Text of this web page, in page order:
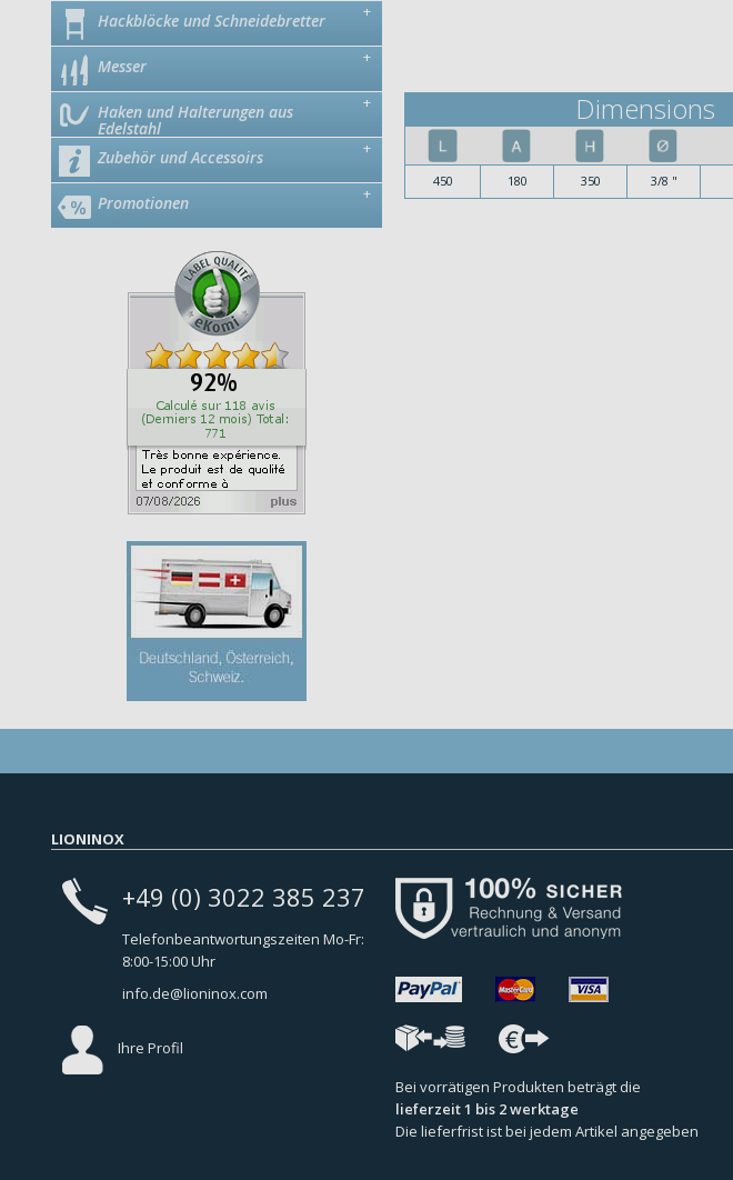
+
Hackblöcke und Schneidebretter
+
Messer
+
Haken und Halterungen aus
Edelstahl
+
Zubehör und Accessoirs
+
Promotionen
Dimensions
450 180 350 3/8 "
LIONINOX
+49 (0) 3022 385 237
Telefonbeantwortungszeiten Mo-Fr:
8:00-15:00 Uhr
info.de@lioninox.com
Ihre Profil
Bei vorrätigen Produkten beträgt die
lieferzeit 1 bis 2 werktage
Die lieferfrist ist bei jedem Artikel angegeben